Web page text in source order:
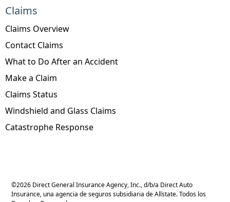
Claims
Claims Overview
Contact Claims
What to Do After an Accident
Make a Claim
Claims Status
Windshield and Glass Claims
Catastrophe Response
©2026 Direct General Insurance Agency, Inc., d/b/a Direct Auto
Insurance, una agencia de seguros subsidiaria de Allstate. Todos los